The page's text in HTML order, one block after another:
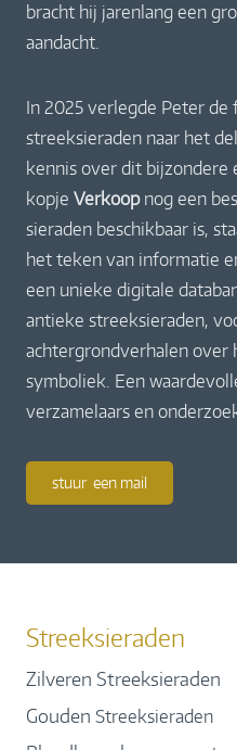
bracht hij jarenlang een
aandacht.
In 2025 verlegde Peter
streeksieraden naar het
kennis over dit bijzondere
kopje Verkoopnog een
sieraden beschikbaar is,
het teken van informatie
een unieke digitale
antieke streeksieraden,
achtergrondverhalen over
symboliek. Een
verzamelaars en
stuur een mail
Streeksieraden
Zilveren Streeksieraden
Gouden Streeksieraden